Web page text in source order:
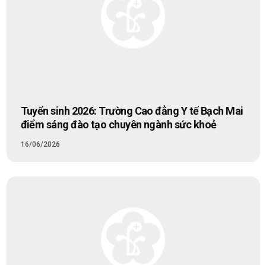
Tuyển sinh 2026: Trường Cao đẳng Y tế Bạch Mai
điểm sáng đào tạo chuyên ngành sức khoẻ
16/06/2026